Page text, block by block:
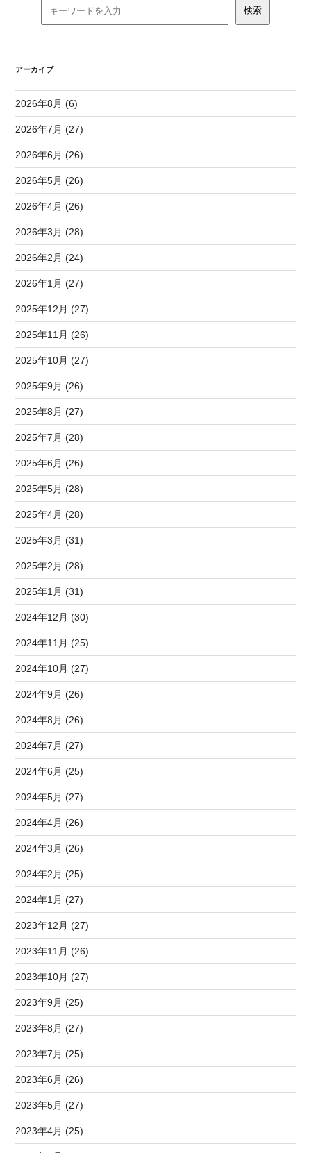
アーカイブ
2026年8月 (6)
2026年7月 (27)
2026年6月 (26)
2026年5月 (26)
2026年4月 (26)
2026年3月 (28)
2026年2月 (24)
2026年1月 (27)
2025年12月 (27)
2025年11月 (26)
2025年10月 (27)
2025年9月 (26)
2025年8月 (27)
2025年7月 (28)
2025年6月 (26)
2025年5月 (28)
2025年4月 (28)
2025年3月 (31)
2025年2月 (28)
2025年1月 (31)
2024年12月 (30)
2024年11月 (25)
2024年10月 (27)
2024年9月 (26)
2024年8月 (26)
2024年7月 (27)
2024年6月 (25)
2024年5月 (27)
2024年4月 (26)
2024年3月 (26)
2024年2月 (25)
2024年1月 (27)
2023年12月 (27)
2023年11月 (26)
2023年10月 (27)
2023年9月 (25)
2023年8月 (27)
2023年7月 (25)
2023年6月 (26)
2023年5月 (27)
2023年4月 (25)